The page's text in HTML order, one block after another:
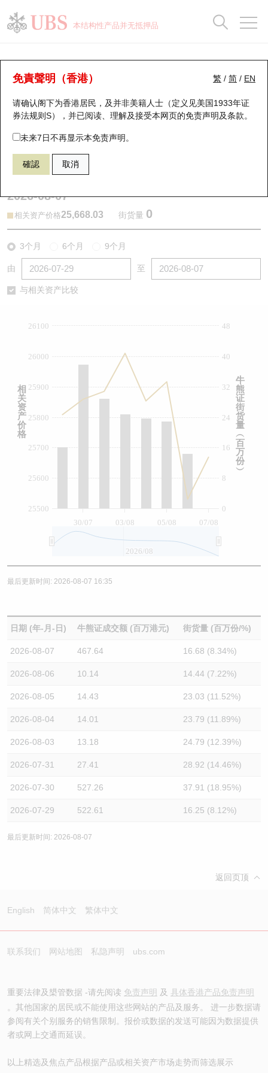
本结构性产品并无抵押品
繁 / 简 / EN
免責聲明（香港）
请确认阁下为香港居民，及并非美籍人士（定义见美国1933年证
券法规则S），并已阅读、理解及接受本网页的免责声明及条款。
未来7日不再显示本免责声明。
確認 取消
牛熊证分析仪
表现 街货统计 比较
67438 瑞银牛证 HSI 恒生指数
2026-08-07
相关资产价格25,668.03 街货量 0
3个月 6个月 9个月
由 至
与相关资产比较
30/07 03/08 05/08 07/08
0
8
16
24
32
40
48
25500
25600
25700
25800
25900
26000
26100
2026/08
牛
熊
证
街
货
量
︵
百
万
份
︶
相
关
资
产
价
格
最后更新时间: 2026-08-07 16:35
日期 (年-月-日) 牛熊证成交额 (百万港元) 街货量 (百万份/%)
2026-08-07 467.64 16.68 (8.34%)
2026-08-06 10.14 14.44 (7.22%)
2026-08-05 14.43 23.03 (11.52%)
2026-08-04 14.01 23.79 (11.89%)
2026-08-03 13.18 24.79 (12.39%)
2026-07-31 27.41 28.92 (14.46%)
2026-07-30 527.26 37.91 (18.95%)
2026-07-29 522.61 16.25 (8.12%)
最后更新时间: 2026-08-07
返回页顶
English 简体中文 繁体中文
联系我们 网站地图 私隐声明 ubs.com
重要法律及槼管数据 -请先阅读 免责声明 及 具体香港产品免责声明
。其他国家的居民或不能使用这些网站的产品及服务。 进一步数据请
参阅有关个别服务的销售限制。报价或数据的发送可能因为数据提供
者或网上交通而延误。
以上精选及焦点产品根据产品或相关资产市场走势而筛选展示
瑞银认股证一览
新发行瑞银认股证
即将到期认股证
认股证到期结算价查找
认股证分析仪
认股证/牛熊证日志
街货统计
比较
牛熊全景快搜
牛熊证搜寻
牛熊证街货分布图
正股牛熊证列表
新发行瑞银牛熊证
牛熊证到期结算价查找
牛熊证文件及公告 (瑞信)
街货统计
比较
十大升幅/跌幅
十大认股证成交分布
十天股证占大市成交
资金流
街货统计
正股分析仪
二十大活跃股份
恒指成份股
国指成份股
科指成份股
中资ETFs溢价比较
收市竞价变化
持股比重
显示所有持股比重
每月轮证大市专题
轮证专栏
讲座及教育短片
认股证投资者教育
牛熊证投资者教育